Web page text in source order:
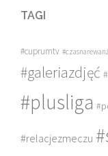
TAGI
#cuprumtv #czasnarewanż
#galeriazdjęć
#plusliga
#relacjezmeczu